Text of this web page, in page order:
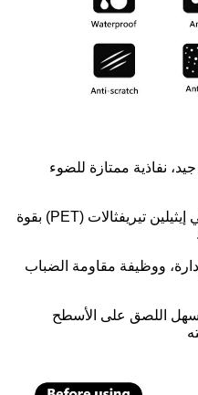
نفاذية ممتازة للضوء
2. استقرار عالٍ: يتميز غشاء البولي إيثيلين تيريفثالات (PET) بقوة
ووظيفة مقاومة الضباب
سهل اللصق على الأسطح